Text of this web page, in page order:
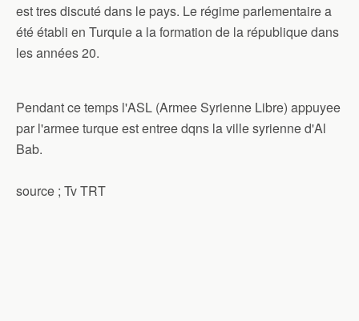
est tres discuté dans le pays. Le régime parlementaire a
été établi en Turquie a la formation de la république dans
les années 20.
Pendant ce temps l'ASL (Armee Syrienne Libre) appuyee
par l'armee turque est entree dqns la ville syrienne d'Al
Bab.
source ; Tv TRT